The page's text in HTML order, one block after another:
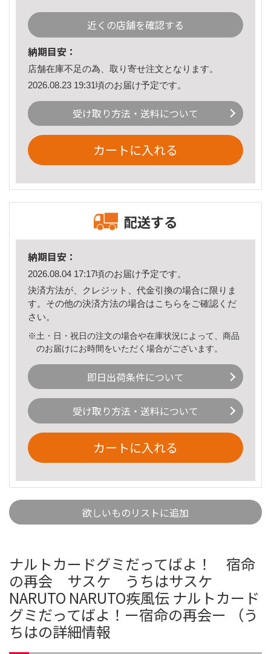
近くの店舗を確認する
納期目安：
店舗在庫不足の為、取り寄せ注文となります。
2026.08.23 19:31頃のお届け予定です。
受け取り方法・送料について
カートに入れる
配送する
納期目安：
2026.08.04 17:17頃のお届け予定です。
決済方法が、クレジット、代金引換の場合に限りま
す。その他の決済方法の場合はこちら をご確認くだ
さい。
※土・日・祝日の注文の場合や在庫状況によって、商品
のお届けにお時間をいただく場合がございます。
即日出荷条件について
受け取り方法・送料について
カートに入れる
欲しいものリストに追加
ナルトカードグミだってばよ！ 宿命
の再会 サスケ うちはサスケ
NARUTO NARUTO疾風伝 ナルトカード
グミだってばよ！ー宿命の再会ー （う
ちはの詳細情報